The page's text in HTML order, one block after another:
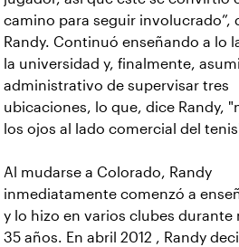
camino para seguir involucrado”,
Randy. Continuó enseñando a lo
la universidad y, finalmente,
administrativo de supervisar tres
ubicaciones, lo que, dice Randy,
los ojos al lado comercial del
Al mudarse a Colorado, Randy
inmediatamente comenzó a
y lo hizo en varios clubes durante
35 años. En abril 2012 , Randy